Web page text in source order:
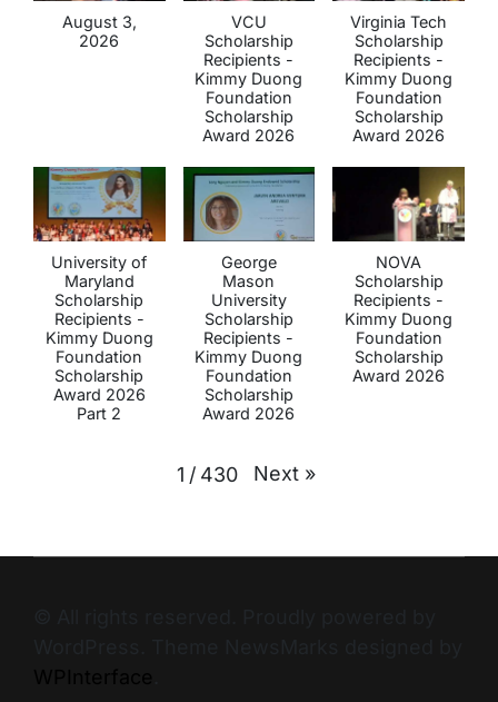
August 3,
2026
VCU
Scholarship
Recipients -
Kimmy Duong
Foundation
Scholarship
Award 2026
Virginia Tech
Scholarship
Recipients -
Kimmy Duong
Foundation
Scholarship
Award 2026
University of
Maryland
Scholarship
Recipients -
Kimmy Duong
Foundation
Scholarship
Award 2026
Part 2
George
Mason
University
Scholarship
Recipients -
Kimmy Duong
Foundation
Scholarship
Award 2026
NOVA
Scholarship
Recipients -
Kimmy Duong
Foundation
Scholarship
Award 2026
1 / 430 Next »